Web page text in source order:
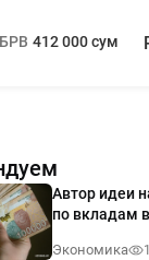
БРВ 412 000 сум
Автор идеи
по вкладам
Экономика